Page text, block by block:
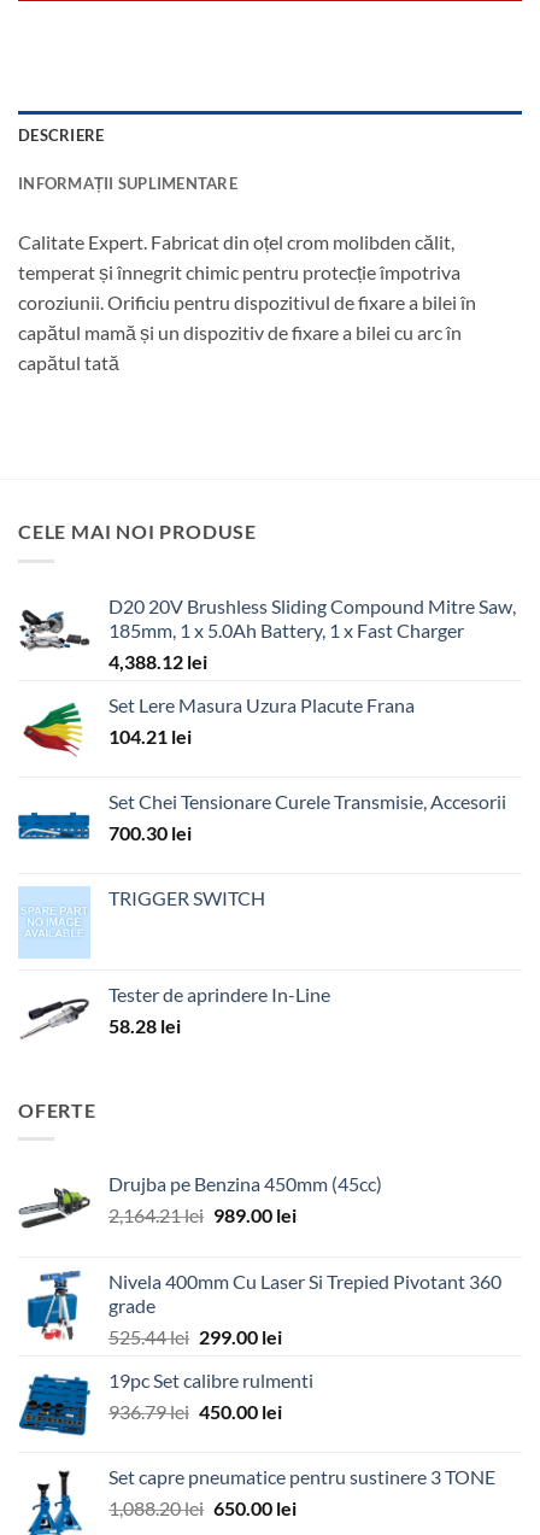
DESCRIERE
INFORMAȚII SUPLIMENTARE
Calitate Expert. Fabricat din oțel crom molibden călit,
temperat și înnegrit chimic pentru protecție împotriva
coroziunii. Orificiu pentru dispozitivul de fixare a bilei în
capătul mamă și un dispozitiv de fixare a bilei cu arc în
capătul tată
CELE MAI NOI PRODUSE
D20 20V Brushless Sliding Compound Mitre Saw,
185mm, 1 x 5.0Ah Battery, 1 x Fast Charger
4,388.12 lei
Set Lere Masura Uzura Placute Frana
104.21 lei
Set Chei Tensionare Curele Transmisie, Accesorii
700.30 lei
TRIGGER SWITCH
Tester de aprindere In-Line
58.28 lei
OFERTE
Drujba pe Benzina 450mm (45cc)
2,164.21lei Prețul
fost:
989.00 leiPrețul
989.00 lei.
Nivela 400mm Cu Laser Si Trepied Pivotant 360
grade
525.44lei Prețul
a
fost:
299.00 leiPrețul
este:
299.00 lei.
19pc Set calibre rulmenti
936.79lei Prețul
fost:
936.79 lei.
450.00 leiPrețul
450.00 lei.
Set capre pneumatice pentru sustinere 3 TONE
1,088.20lei Prețul
650.00 leiPrețul